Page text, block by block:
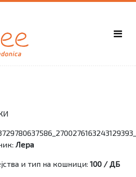
Лера
и тип на кошници: 100 / ДБ